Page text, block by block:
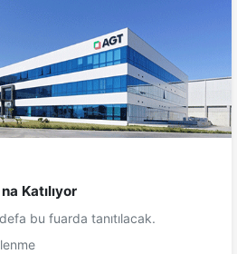
Katılıyor
bu fuarda tanıtılacak.